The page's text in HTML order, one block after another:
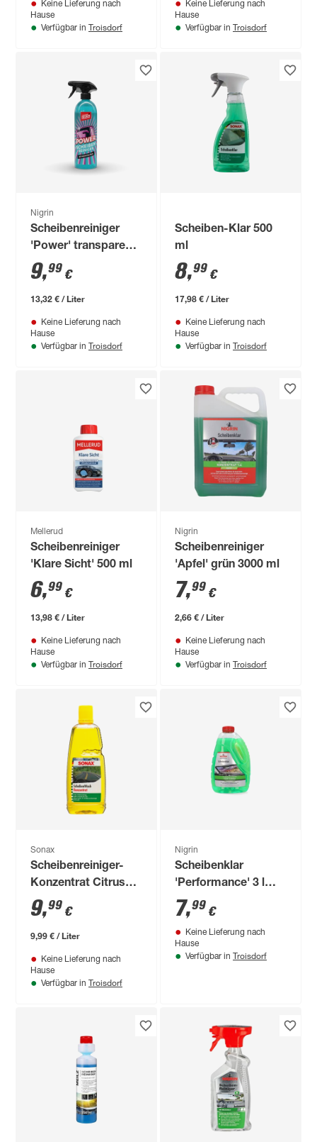
Keine Lieferung nach
Hause
Verfügbar in Troisdorf
Keine Lieferung nach
Hause
Verfügbar in Troisdorf
Nigrin
Scheibenreiniger
'Power' transparent
750 ml
9,99 €
13,32 € / Liter
Keine Lieferung nach
Hause
Verfügbar in Troisdorf
Scheiben-Klar 500
ml
8,99 €
17,98 € / Liter
Keine Lieferung nach
Hause
Verfügbar in Troisdorf
Mellerud
Scheibenreiniger
'Klare Sicht' 500 ml
6,99 €
13,98 € / Liter
Keine Lieferung nach
Hause
Verfügbar in Troisdorf
Nigrin
Scheibenreiniger
'Apfel' grün 3000 ml
7,99 €
2,66 € / Liter
Keine Lieferung nach
Hause
Verfügbar in Troisdorf
Sonax
Scheibenreiniger-
Konzentrat Citrus
1000 ml
9,99 €
9,99 € / Liter
Keine Lieferung nach
Hause
Verfügbar in Troisdorf
Nigrin
Scheibenklar
'Performance' 3 l
Fertigmix, mit
Bubblegum-Duft
7,99 €
Keine Lieferung nach
Hause
Verfügbar in Troisdorf